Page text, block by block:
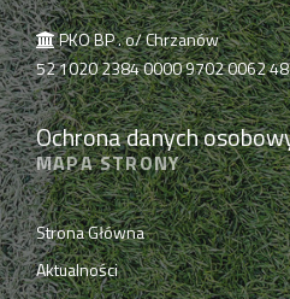
PKO BP . o/ Chrzanów
52 1020 2384 0000 9702 0062
Ochrona danych
MAPA STRONY
Strona Główna
Aktualności